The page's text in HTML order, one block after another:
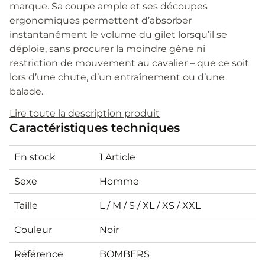
marque. Sa coupe ample et ses découpes
ergonomiques permettent d’absorber
instantanément le volume du gilet lorsqu’il se
déploie, sans procurer la moindre gêne ni
restriction de mouvement au cavalier – que ce soit
lors d’une chute, d’un entraînement ou d’une
balade.
Compatibilité exclusive airbag :
bombers a été patronné spécialement pour
être porté par-dessus le gilet airbag Horse
Pilot, garantissant une totale liberté de
mouvement et un ajustement optimal une
fois activé. Un passage latéral discret est
prévu pour guider le leash et éviter toute
Matériaux performants :
extérieure en polyester recyclé alliée à une
membrane imper-respirante offre une
Lire toute la description produit
Caractéristiques techniques
En stock 1 Article
Sexe Homme
Taille L / M / S / XL / XS / XXL
Couleur Noir
Référence BOMBERS